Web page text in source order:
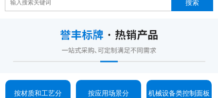
按材质和工艺分 按应用场景分 机械设备类控制面板